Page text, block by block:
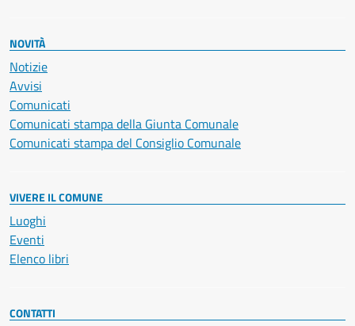
NOVITÀ
Notizie
Avvisi
Comunicati
Comunicati stampa della Giunta Comunale
Comunicati stampa del Consiglio Comunale
VIVERE IL COMUNE
Luoghi
Eventi
Elenco libri
CONTATTI